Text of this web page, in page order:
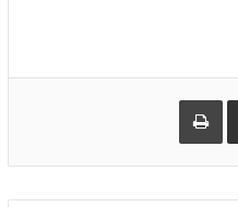
مشاركة عبر البريد طباعة